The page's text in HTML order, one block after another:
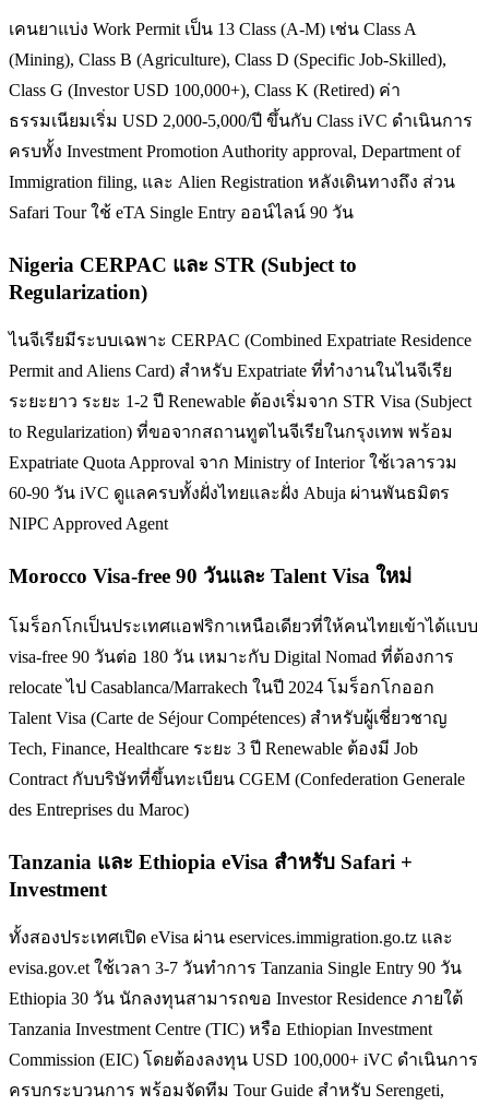
เคนยาแบ่ง Work Permit เป็น 13 Class (A-M) เช่น Class A
(Mining), Class B (Agriculture), Class D (Specific Job-Skilled),
Class G (Investor USD 100,000+), Class K (Retired) ค่า
ธรรมเนียมเริ่ม USD 2,000-5,000/ปี ขึ้นกับ Class iVC ดำเนินการ
ครบทั้ง Investment Promotion Authority approval, Department of
Immigration filing, และ Alien Registration หลังเดินทางถึง ส่วน
Safari Tour ใช้ eTA Single Entry ออน์ไลน์ 90 วัน
Nigeria CERPAC และ STR (Subject to
Regularization)
ไนจีเรียมีระบบเฉพาะ CERPAC (Combined Expatriate Residence
Permit and Aliens Card) สำหรับ Expatriate ที่ทำงานในไนจีเรีย
ระยะยาว ระยะ 1-2 ปี Renewable ต้องเริ่มจาก STR Visa (Subject
to Regularization) ที่ขอจากสถานทูตไนจีเรียในกรุงเทพ พร้อม
Expatriate Quota Approval จาก Ministry of Interior ใช้เวลารวม
60-90 วัน iVC ดูแลครบทั้งฝั่งไทยและฝั่ง Abuja ผ่านพันธมิตร
NIPC Approved Agent
Morocco Visa-free 90 วันและ Talent Visa ใหม่
โมร็อกโกเป็นประเทศแอฟริกาเหนือเดียวที่ให้คนไทยเข้าได้แบบ
visa-free 90 วันต่อ 180 วัน เหมาะกับ Digital Nomad ที่ต้องการ
relocate ไป Casablanca/Marrakech ในปี 2024 โมร็อกโกออก
Talent Visa (Carte de Séjour Compétences) สำหรับผู้เชี่ยวชาญ
Tech, Finance, Healthcare ระยะ 3 ปี Renewable ต้องมี Job
Contract กับบริษัทที่ขึ้นทะเบียน CGEM (Confederation Generale
des Entreprises du Maroc)
Tanzania และ Ethiopia eVisa สำหรับ Safari +
Investment
ทั้งสองประเทศเปิด eVisa ผ่าน eservices.immigration.go.tz และ
evisa.gov.et ใช้เวลา 3-7 วันทำการ Tanzania Single Entry 90 วัน
Ethiopia 30 วัน นักลงทุนสามารถขอ Investor Residence ภายใต้
Tanzania Investment Centre (TIC) หรือ Ethiopian Investment
Commission (EIC) โดยต้องลงทุน USD 100,000+ iVC ดำเนินการ
ครบกระบวนการ พร้อมจัดทีม Tour Guide สำหรับ Serengeti,